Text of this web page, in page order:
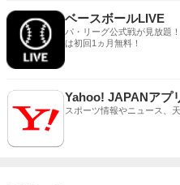
ベースボールLIVE
パ・リーグ公式戦が見放題
は初回1ヵ月無料！
Yahoo! JAPANアプ
スポーツ情報やニュース、